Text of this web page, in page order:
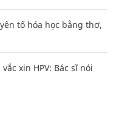
tố hóa học bằng thơ,
xin HPV: Bác sĩ nói